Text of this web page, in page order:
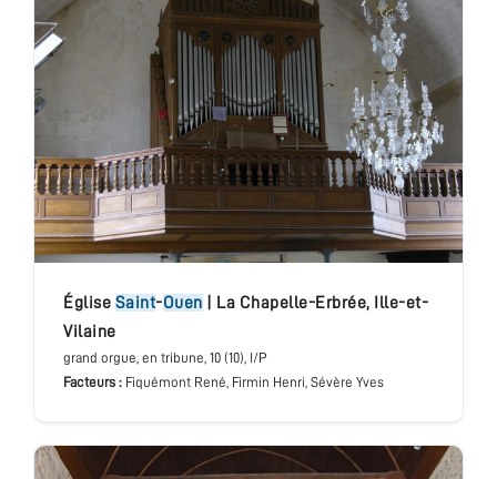
église Saint-Ouen La Chapelle-Erbrée,
Ille-et-
Vilaine
grand orgue, en tribune, 10 (10), I/P
Facteurs : Fiquémont René, Firmin Henri, Sévère Yves